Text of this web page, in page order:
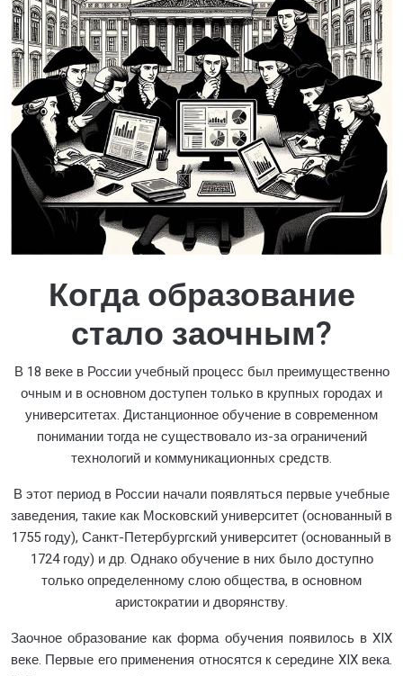
Когда образование
стало заочным?
В 18 веке в России учебный процесс был преимущественно
очным и в основном доступен только в крупных городах и
университетах. Дистанционное обучение в современном
понимании тогда не существовало из-за ограничений
технологий и коммуникационных средств.
В этот период в России начали появляться первые учебные
заведения, такие как Московский университет (основанный в
1755 году), Санкт-Петербургский университет (основанный в
1724 году) и др. Однако обучение в них было доступно
только определенному слою общества, в основном
аристократии и дворянству.
Заочное образование как форма обучения появилось в XIX
веке. Первые его применения относятся к середине XIX века.